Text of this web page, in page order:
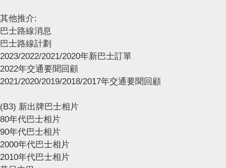
其他推介:
巴士路線消息
巴士路線計劃
2023/2022/2021/2020年新巴士訂單
2022年交通要聞回顧
2021/2020/2019/2018/2017年交通要聞回顧
(B3) 新出牌巴士相片
80年代巴士相片
90年代巴士相片
2000年代巴士相片
2010年代巴士相片